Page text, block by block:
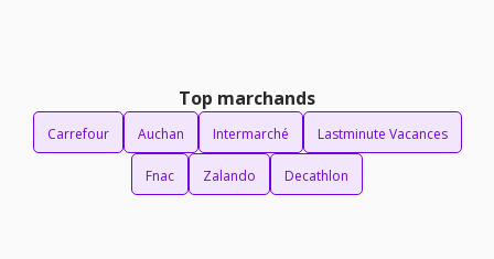
Top marchands
Carrefour Auchan Intermarché Lastminute Vacances
Fnac Zalando Decathlon